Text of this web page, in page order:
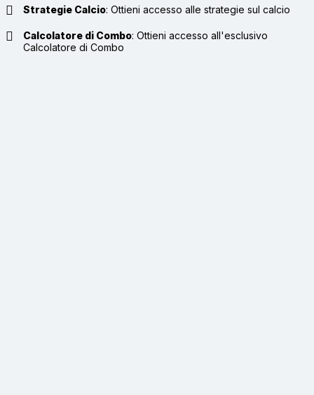
Strategie Calcio: Ottieni accesso alle strategie sul calcio
Calcolatore di Combo: Ottieni accesso all'esclusivo
Calcolatore di Combo